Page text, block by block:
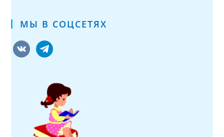
МЫ В СОЦСЕТЯХ
vkontaktetelegram